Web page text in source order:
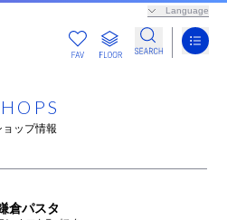
Language
ョップ情報
倉パスタ